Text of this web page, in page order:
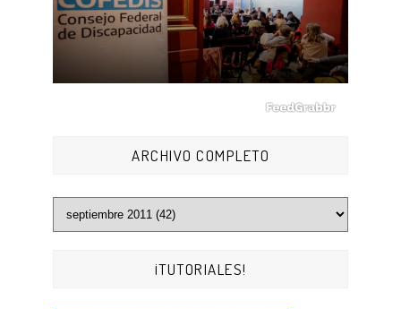
ARCHIVO COMPLETO
¡TUTORIALES!